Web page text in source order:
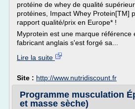
protéine de whey de qualité
protéines, Impact Whey Protein[TM]
rapport qualité/prix en Europe* !
Myprotein est une marque référence
fabricant anglais s'est forgé sa...
Lire la suite
Site : http://www.nutridiscount.fr
Programme musculation
et masse sèche)